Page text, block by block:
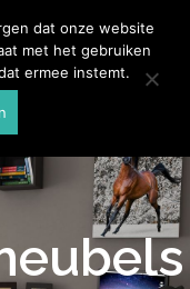
dat onze website
met het gebruiken
ermee instemt.